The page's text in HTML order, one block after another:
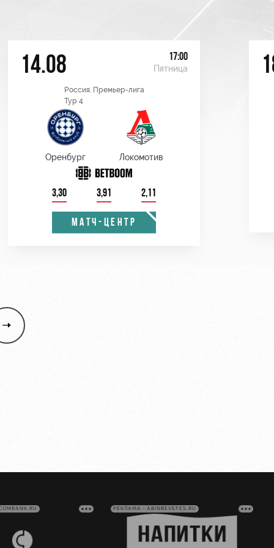
14.08 17:00
Пятница
Россия. Премьер-лига
Тур 4
Оренбург Локомотив
3,30 3,91 2,11
МАТЧ-ЦЕНТР
РЕКЛАМА • ABINBEVEFES.RU